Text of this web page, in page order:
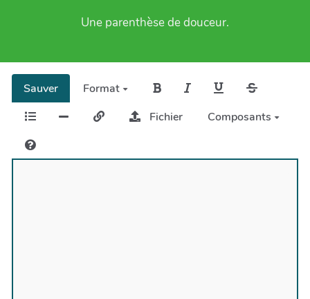
Une parenthèse de douceur.
Sauver
Format
Fichier
Composants